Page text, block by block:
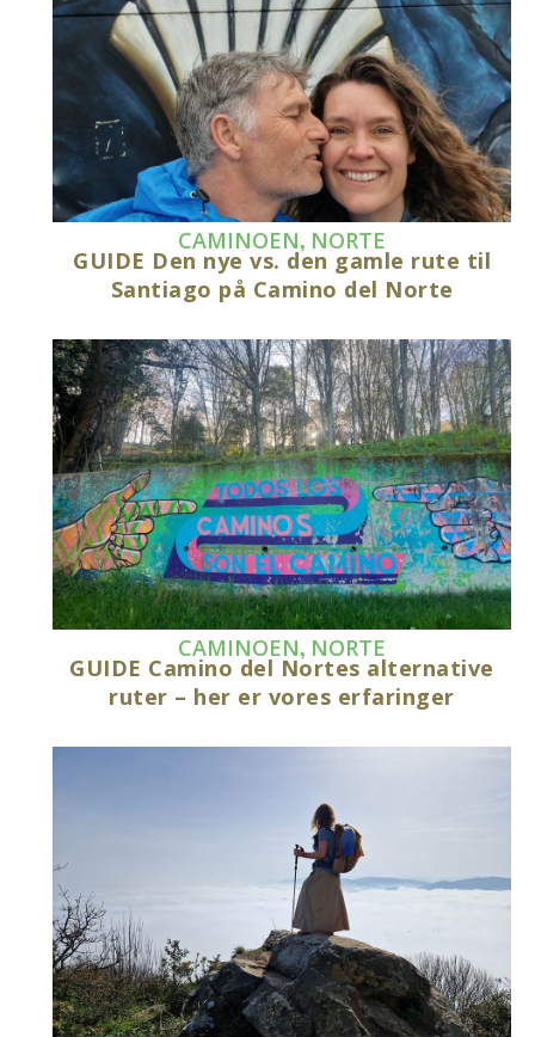
CAMINOEN, NORTE
GUIDE Den nye vs. den gamle rute til
Santiago på Camino del Norte
CAMINOEN, NORTE
GUIDE Camino del Nortes alternative
ruter – her er vores erfaringer